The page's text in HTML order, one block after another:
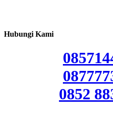
Hubungi Kami
0852